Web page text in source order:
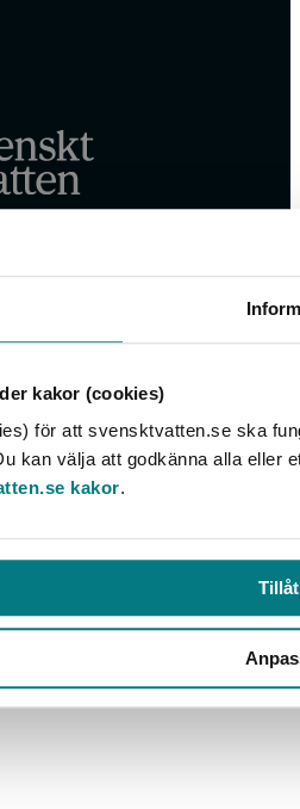
kakor (cookies)
för att svensktvatten.se ska
kan välja att godkänna alla
kakor.
Vatten